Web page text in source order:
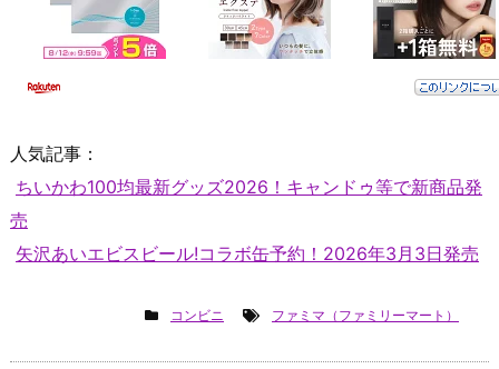
人気記事：
ちいかわ100均最新グッズ2026！キャンドゥ等で新商品発
売
矢沢あいエビスビール!コラボ缶予約！2026年3月3日発売
コンビニ ファミマ（ファミリーマート）